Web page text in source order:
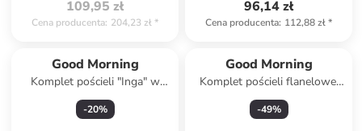
109,95 zł
Cena producenta: 204,23 zł*
96,14 zł
Cena producenta: 112,88 zł*
Good Morning
Komplet pościeli "Inga" w
kolorze zielonym ze wzorem
-20%
Good Morning
Komplet pościeli flanelowej
"Mirre" w kolorze kremowo-
beżowym
-49%